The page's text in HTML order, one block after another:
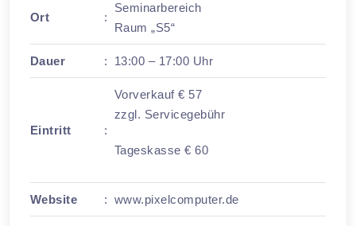
Ort :
Seminarbereich
Raum „S5“
Dauer : 13:00 – 17:00 Uhr
Eintritt :
Vorverkauf € 57
zzgl. Servicegebühr
Tageskasse € 60
Website : www.pixelcomputer.de